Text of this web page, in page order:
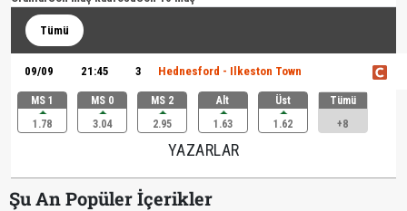
Tümü
09/09 21:45 3 Hednesford - Ilkeston Town
MS 1
1.78
MS 0
3.04
MS 2
2.95
Alt
1.63
Üst
1.62
Tümü
+8
YAZARLAR
Şu An Popüler İçerikler